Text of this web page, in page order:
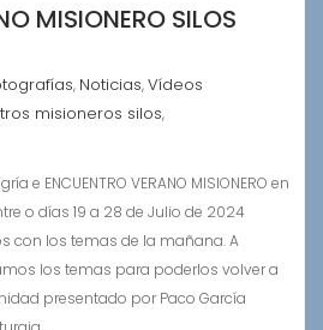
MISIONERO SILOS
, Noticias,Vídeos
misioneros silos,
e ENCUENTRO VERANO MISIONERO en
o días 19 a 28 de Julio de 2024
con los temas de la mañana. A
los temas para poderlos volver a
presentado por Paco García